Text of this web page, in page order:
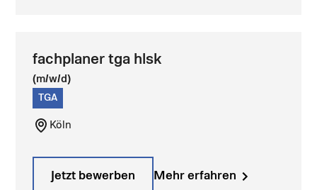
fachplaner tga hlsk
(m/w/d)
TGA
Köln
Jetzt bewerben Mehr erfahren